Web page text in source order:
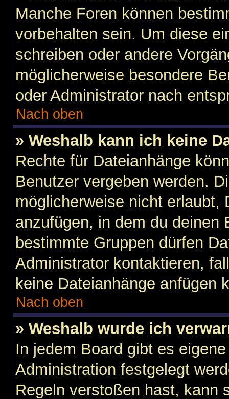
Manche Foren können
vorbehalten sein. Um diese
schreiben oder andere
möglicherweise besondere
oder Administrator nach
Nach oben
» Weshalb kann ich keine
Rechte für Dateianhänge
Benutzer vergeben werden.
möglicherweise nicht erlaubt,
anzufügen, in dem du deinen
bestimmte Gruppen dürfen
Administrator kontaktieren,
keine Dateianhänge anfügen
Nach oben
» Weshalb wurde ich
In jedem Board gibt es
Administration festgelegt
Regeln verstoßen hast, kann